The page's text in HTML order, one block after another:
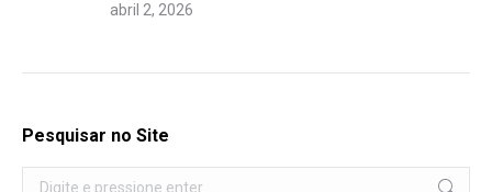
abril 2, 2026
Pesquisar no Site
Search: